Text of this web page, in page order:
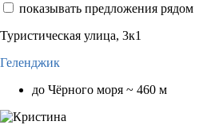
показывать предложения рядом
Туристическая улица, 3к1
Геленджик
до Чёрного моря ~ 460 м